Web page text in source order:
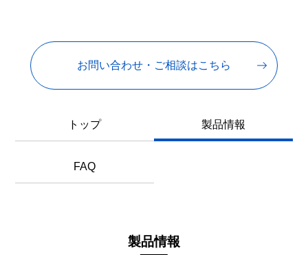
お問い合わせ・ご相談はこちら
トップ 製品情報
FAQ
製品情報